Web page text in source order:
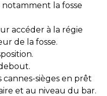
la fosse
accéder à la régie
de la fosse.
cannes-sièges en prêt
et au niveau du bar.